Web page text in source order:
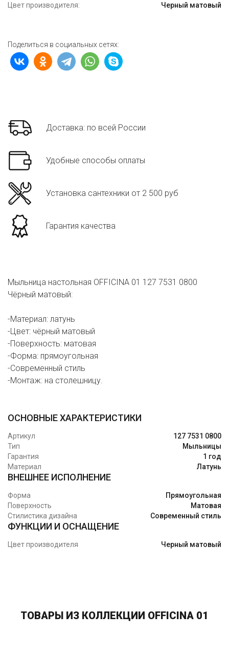
Цвет производителя:
Черный матовый
Поделиться в социальных сетях:
Доставка: по всей России
Удобные способы оплаты
Установка сантехники от 2 500 руб
Гарантия качества
Мыльница настольная OFFICINA 01 127 7531 0800
Чёрный матовый:
-Материал: латунь
-Цвет: чёрный матовый
-Поверхность: матовая
-Форма: прямоугольная
-Современный стиль
-Монтаж: на столешницу.
ОСНОВНЫЕ ХАРАКТЕРИСТИКИ
Артикул
127 7531 0800
Тип
Мыльницы
Гарантия
1 год
Материал
Латунь
ВНЕШНЕЕ ИСПОЛНЕНИЕ
Форма
Прямоугольная
Поверхность
Матовая
Стилистика дизайна
Современный стиль
ФУНКЦИИ И ОСНАЩЕНИЕ
Цвет производителя Черный матовый
ТОВАРЫ ИЗ КОЛЛЕКЦИИ OFFICINA 01